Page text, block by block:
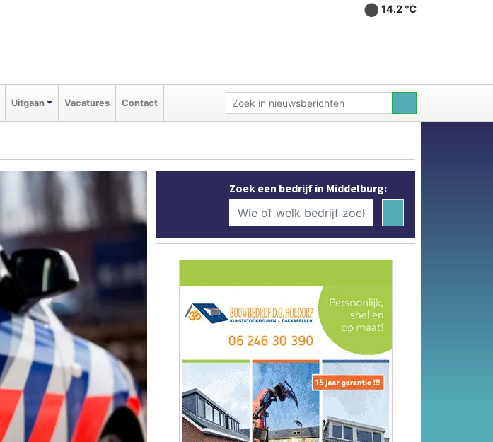
14.2 ℃
Uitgaan Vacatures Contact
Zoek een bedrijf in Middelburg: